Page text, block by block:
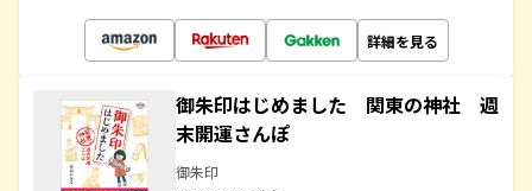
詳細を見る
御朱印はじめました 関東の神社 週
末開運さんぽ
御朱印